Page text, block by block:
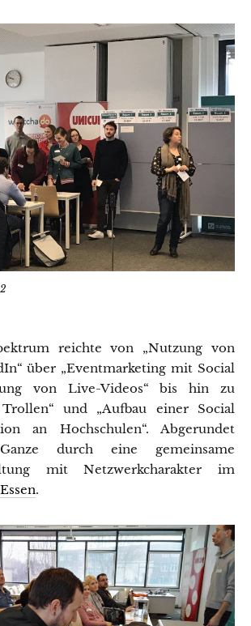
reichte von „Nutzung von
über „Eventmarketing mit Social
von Live-Videos“ bis hin zu
und „Aufbau einer Social
an Hochschulen“. Abgerundet
durch eine gemeinsame
mit Netzwerkcharakter im
.